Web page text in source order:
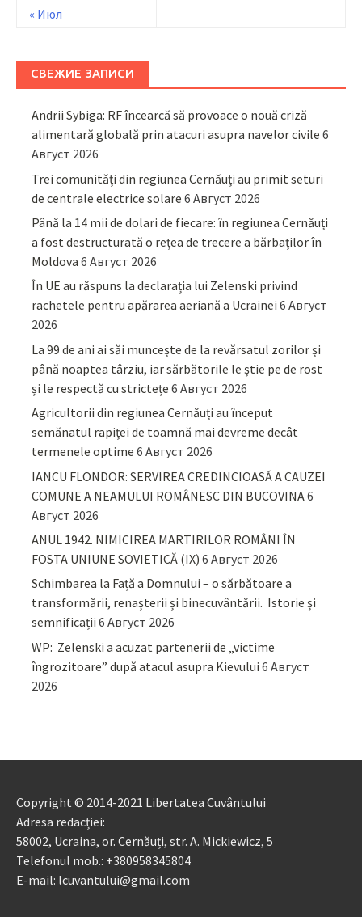
« Июл
СВЕЖИЕ ЗАПИСИ
Andrii Sybiga: RF încearcă să provoace o nouă criză
alimentară globală prin atacuri asupra navelor civile 6
Август 2026
Trei comunități din regiunea Cernăuți au primit seturi
de centrale electrice solare 6 Август 2026
Până la 14 mii de dolari de fiecare: în regiunea Cernăuți
a fost destructurată o rețea de trecere a bărbaților în
Moldova 6 Август 2026
În UE au răspuns la declarația lui Zelenski privind
rachetele pentru apărarea aeriană a Ucrainei 6 Август
2026
La 99 de ani ai săi muncește de la revărsatul zorilor și
până noaptea târziu, iar sărbătorile le știe pe de rost
și le respectă cu strictețe 6 Август 2026
Agricultorii din regiunea Cernăuți au început
semănatul rapiței de toamnă mai devreme decât
termenele optime 6 Август 2026
IANCU FLONDOR: SERVIREA CREDINCIOASĂ A CAUZEI
COMUNE A NEAMULUI ROMÂNESC DIN BUCOVINA6
Август 2026
ANUL 1942. NIMICIREA MARTIRILOR ROMÂNI ÎN
FOSTA UNIUNE SOVIETICĂ (IX) 6 Август 2026
Schimbarea la Față a Domnului – o sărbătoare a
transformării, renașterii și binecuvântării. Istorie și
semnificații 6 Август 2026
WP: Zelenski a acuzat partenerii de „victime
îngrozitoare” după atacul asupra Kievului 6 Август
2026
Copyright © 2014-2021 Libertatea Cuvântului
Adresa redacției:
58002, Ucraina, or. Cernăuți, str. A. Mickiewicz, 5
Telefonul mob.: +380958345804
E-mail: lcuvantului@gmail.com